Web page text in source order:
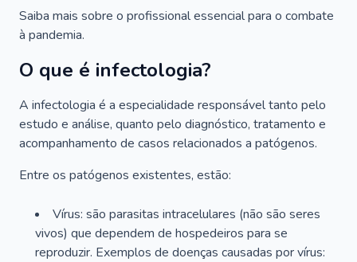
Saiba mais sobre o profissional essencial para o combate
à pandemia.
O que é infectologia?
A infectologia é a especialidade responsável tanto pelo
estudo e análise, quanto pelo diagnóstico, tratamento e
acompanhamento de casos relacionados a patógenos.
Entre os patógenos existentes, estão:
Vírus: são parasitas intracelulares (não são seres
vivos) que dependem de hospedeiros para se
reproduzir. Exemplos de doenças causadas por vírus: